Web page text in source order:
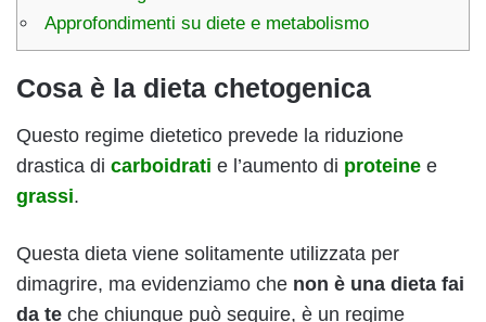
Approfondimenti su diete e metabolismo
Cosa è la dieta chetogenica
Questo regime dietetico prevede la riduzione
drastica di carboidrati e l’aumento di proteine e
grassi.
Questa dieta viene solitamente utilizzata per
dimagrire, ma evidenziamo che non è una dieta fai
da te che chiunque può seguire, è un regime